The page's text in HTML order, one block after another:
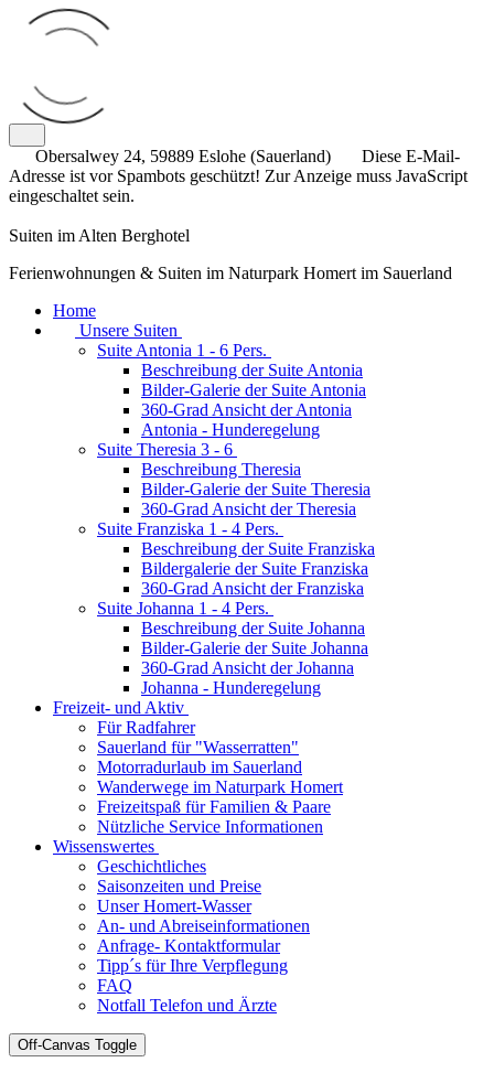
Obersalwey 24, 59889 Eslohe (Sauerland)
Diese E-Mail-
Adresse ist vor Spambots geschützt! Zur Anzeige muss JavaScript
eingeschaltet sein.
Suiten im Alten Berghotel
Ferienwohnungen & Suiten im Naturpark Homert im Sauerland
Home
Unsere Suiten
Suite Antonia 1 - 6 Pers.
Beschreibung der Suite Antonia
Bilder-Galerie der Suite Antonia
360-Grad Ansicht der Antonia
Antonia - Hunderegelung
Suite Theresia 3 - 6
Beschreibung Theresia
Bilder-Galerie der Suite Theresia
360-Grad Ansicht der Theresia
Suite Franziska 1 - 4 Pers.
Beschreibung der Suite Franziska
Bildergalerie der Suite Franziska
360-Grad Ansicht der Franziska
Suite Johanna 1 - 4 Pers.
Beschreibung der Suite Johanna
Bilder-Galerie der Suite Johanna
360-Grad Ansicht der Johanna
Johanna - Hunderegelung
Freizeit- und Aktiv
Für Radfahrer
Sauerland für "Wasserratten"
Motorradurlaub im Sauerland
Wanderwege im Naturpark Homert
Freizeitspaß für Familien & Paare
Nützliche Service Informationen
Wissenswertes
Geschichtliches
Saisonzeiten und Preise
Unser Homert-Wasser
An- und Abreiseinformationen
Anfrage- Kontaktformular
Tipp´s für Ihre Verpflegung
FAQ
Notfall Telefon und Ärzte
Off-Canvas Toggle